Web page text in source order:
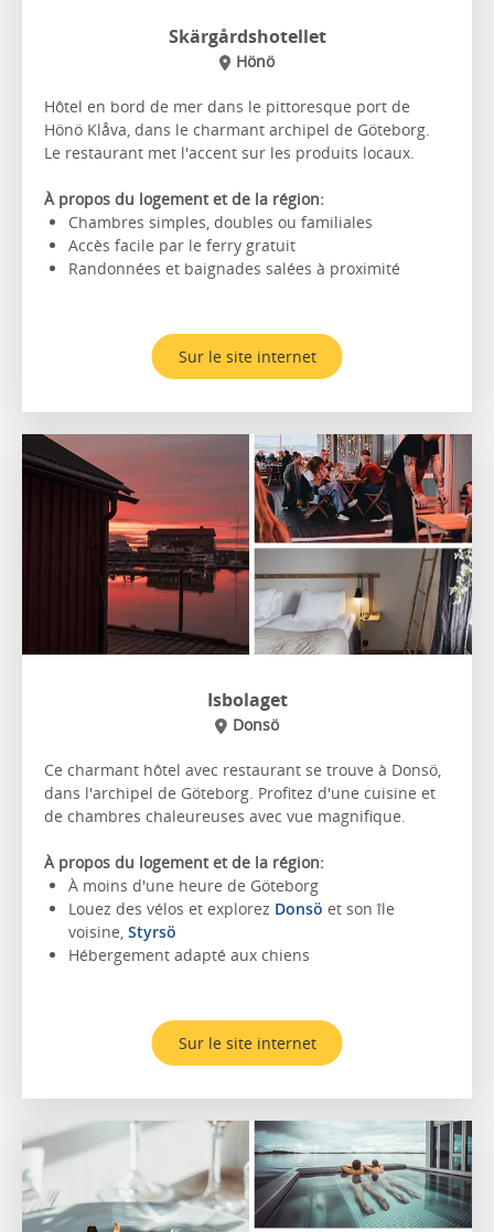
Skärgårdshotellet
Hönö
Hôtel en bord de mer dans le pittoresque port de
Hönö Klåva, dans le charmant archipel de Göteborg.
Le restaurant met l'accent sur les produits locaux.
À propos du logement et de la région:
Chambres simples, doubles ou familiales
Accès facile par le ferry gratuit
Randonnées et baignades salées à proximité
Sur le site internet
Isbolaget
Donsö
Ce charmant hôtel avec restaurant se trouve à Donsö,
dans l'archipel de Göteborg. Profitez d'une cuisine et
de chambres chaleureuses avec vue magnifique.
À propos du logement et de la région:
À moins d'une heure de Göteborg
Louez des vélos et explorez Donsö et son île
voisine, Styrsö
Hébergement adapté aux chiens
Sur le site internet